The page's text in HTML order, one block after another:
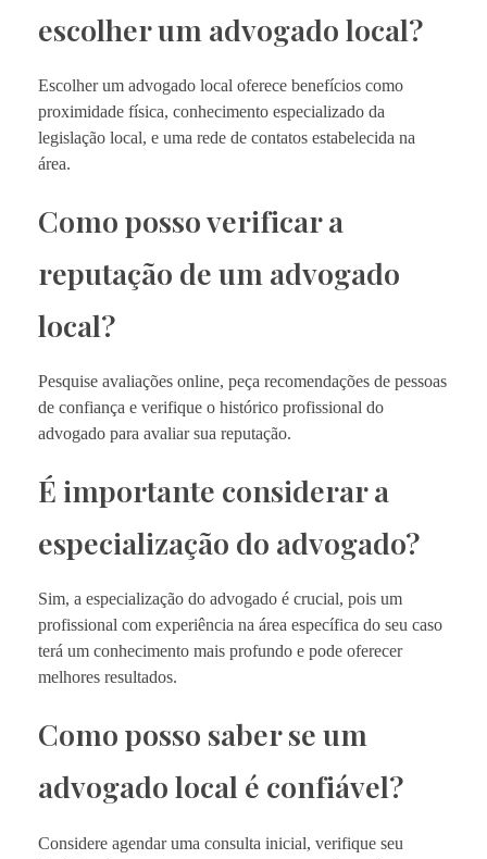
escolher um advogado local?
Escolher um advogado local oferece benefícios como
proximidade física, conhecimento especializado da
legislação local, e uma rede de contatos estabelecida na
área.
Como posso verificar a
reputação de um advogado
local?
Pesquise avaliações online, peça recomendações de pessoas
de confiança e verifique o histórico profissional do
advogado para avaliar sua reputação.
É importante considerar a
especialização do advogado?
Sim, a especialização do advogado é crucial, pois um
profissional com experiência na área específica do seu caso
terá um conhecimento mais profundo e pode oferecer
melhores resultados.
Como posso saber se um
advogado local é confiável?
Considere agendar uma consulta inicial, verifique seu